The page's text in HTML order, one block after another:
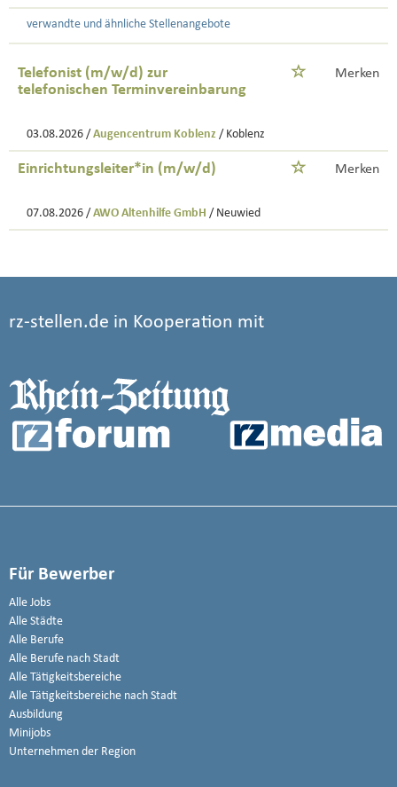
verwandte und ähnliche Stellenangebote
Telefonist (m/w/d) zur
telefonischen Terminvereinbarung
Merken
03.08.2026 / Augencentrum Koblenz / Koblenz
Einrichtungsleiter*in (m/w/d) Merken
07.08.2026 / AWO Altenhilfe GmbH / Neuwied
rz-stellen.de in Kooperation mit
Für Bewerber
Alle Jobs
Alle Städte
Alle Berufe
Alle Berufe nach Stadt
Alle Tätigkeitsbereiche
Alle Tätigkeitsbereiche nach Stadt
Ausbildung
Minijobs
Unternehmen der Region